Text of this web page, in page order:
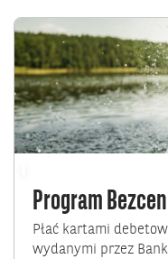
Przejdź
do
Program
Bezcenne
Chwile
Program
Płać kartami
wydanymi przez